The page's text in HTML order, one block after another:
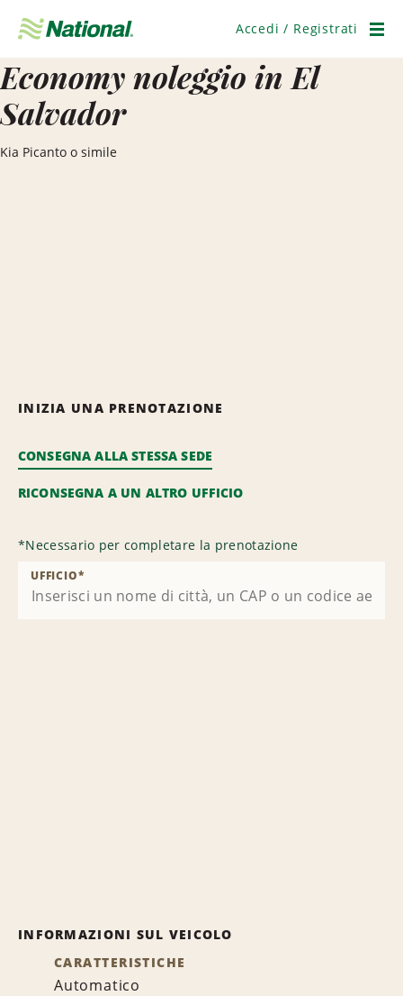
navigazione
Accedi / Registrati
Economy noleggio in El
Salvador
Kia Picanto o simile
INIZIA UNA PRENOTAZIONE
CONSEGNA ALLA STESSA SEDE
RICONSEGNA A UN ALTRO UFFICIO
*Necessario per completare la prenotazione
UFFICIO*
INFORMAZIONI SUL VEICOLO
CARATTERISTICHE
Automatico